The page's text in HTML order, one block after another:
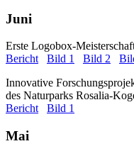
Juni
Erste Logobox-
Bericht
Bild 1 Bild 2
Innovative
des Naturparks Rosalia-
Bericht
Bild 1
Mai